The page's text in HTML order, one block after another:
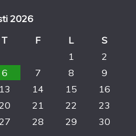
2026
T F L
S
1
2
6 7 8
9
13 14 15
16
20 21 22
23
27 28 29
30